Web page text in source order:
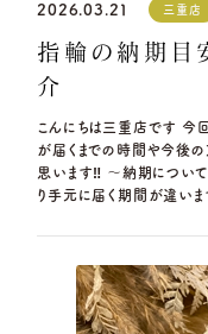
2026.03.21 三重店
指輪の納期目
介
こんにちは三重店です 今
が届くまでの時間や今後の
思います‼ ～納期につい
り手元に届く期間が違い